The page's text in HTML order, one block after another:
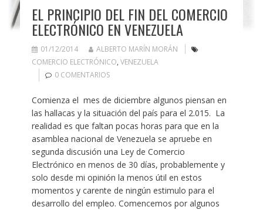
EL PRINCIPIO DEL FIN DEL COMERCIO
ELECTRÓNICO EN VENEZUELA
01/12/2014
ALBERTO MARÍN MORÁN
COMERCIO ELECTRÓNICO, VENEZUELA
0 COMENTARIOS
Comienza el mes de diciembre algunos piensan en
las hallacas y la situación del país para el 2.015. La
realidad es que faltan pocas horas para que en la
asamblea nacional de Venezuela se apruebe en
segunda discusión una Ley de Comercio
Electrónico en menos de 30 días, probablemente y
solo desde mi opinión la menos útil en estos
momentos y carente de ningún estimulo para el
desarrollo del empleo. Comencemos por algunos